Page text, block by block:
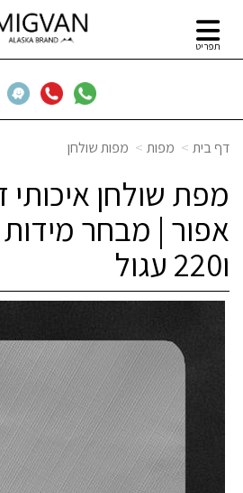
תפריט
דף בית מפות מפות שולחן
מפת שולחן
ו220 עגול